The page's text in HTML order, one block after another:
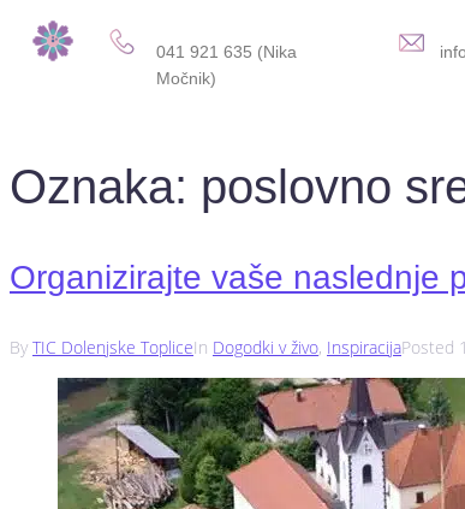
041 921 635 (Nika
Močnik)
Oznaka: poslovno
Organizirajte vaše naslednje
By TIC Dolenjske TopliceIn Dogodki v živo, InspiracijaPosted